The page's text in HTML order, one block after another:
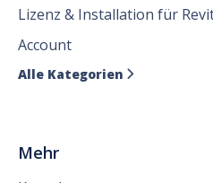
Lizenz & Installation für
Account
Alle Kategorien 
Mehr